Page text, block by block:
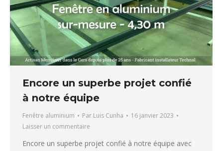
Encore un superbe projet confié
à notre équipe
Fenêtre aluminium Par Luis Cunha
16 janvier 2023
Laisser un commentaire
Encore un superbe projet confié à notre équipe avec